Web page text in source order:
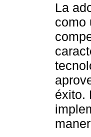
La
como
éxito.